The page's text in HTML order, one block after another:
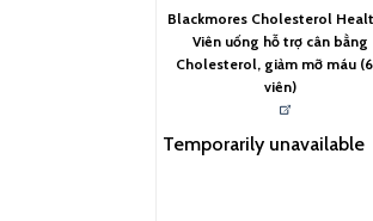
Blackmores Cholesterol
Viên uống hỗ trợ cân bằng
Cholesterol, giảm mỡ máu
viên)
Temporarily unavailable